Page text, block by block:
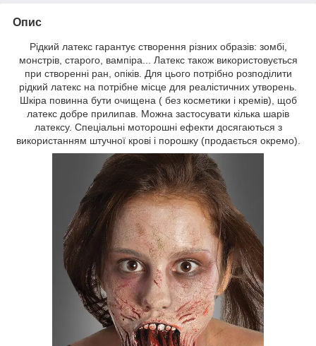
Опис
Рідкий латекс гарантує створення різних образів: зомбі,
монстрів, старого, вампіра... Латекс також використовується
при створенні ран, опіків. Для цього потрібно розподілити
рідкий латекс на потрібне місце для реалістичних утворень
Шкіра повинна бути очищена ( без косметики і кремів), щоб
латекс добре прилипав Можна застосувати кілька шарів
латексу. Спеціальні моторошні ефекти досягаються з
використанням штучної крові і порошку (продається окремо)